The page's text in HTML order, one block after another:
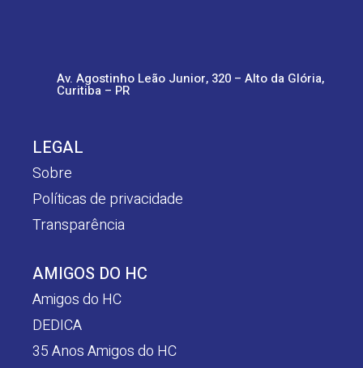
Av. Agostinho Leão Junior, 320 – Alto da Glória,
Curitiba – PR
LEGAL
Sobre
Políticas de privacidade
Transparência
AMIGOS DO HC
Amigos do HC
DEDICA
35 Anos Amigos do HC